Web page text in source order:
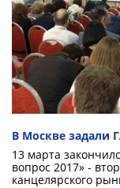
В Москве задали
13 марта
вопрос 2017» -
канцелярского